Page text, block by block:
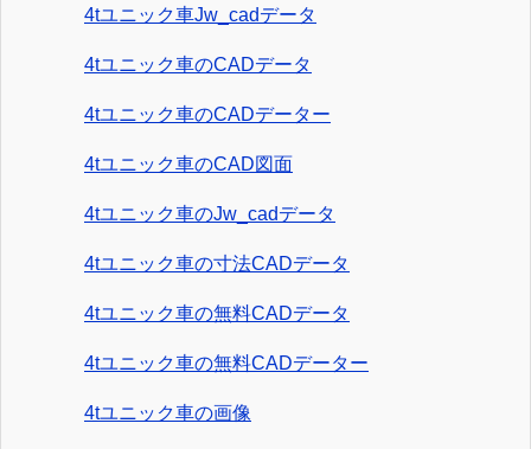
4tユニック車Jw_cadデータ
4tユニック車のCADデータ
4tユニック車のCADデーター
4tユニック車のCAD図面
4tユニック車のJw_cadデータ
4tユニック車の寸法CADデータ
4tユニック車の無料CADデータ
4tユニック車の無料CADデーター
4tユニック車の画像